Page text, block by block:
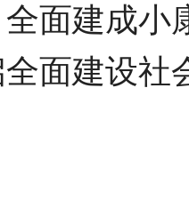
面建成小
面建设社